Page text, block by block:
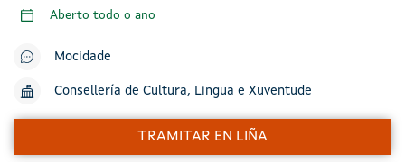
Aberto todo o ano
Mocidade
Consellería de Cultura, Lingua e Xuventude
TRAMITAR EN LIÑA